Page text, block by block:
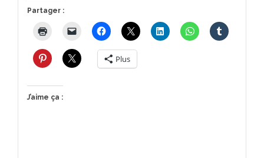
Partager :
Plus
J’aime ça :